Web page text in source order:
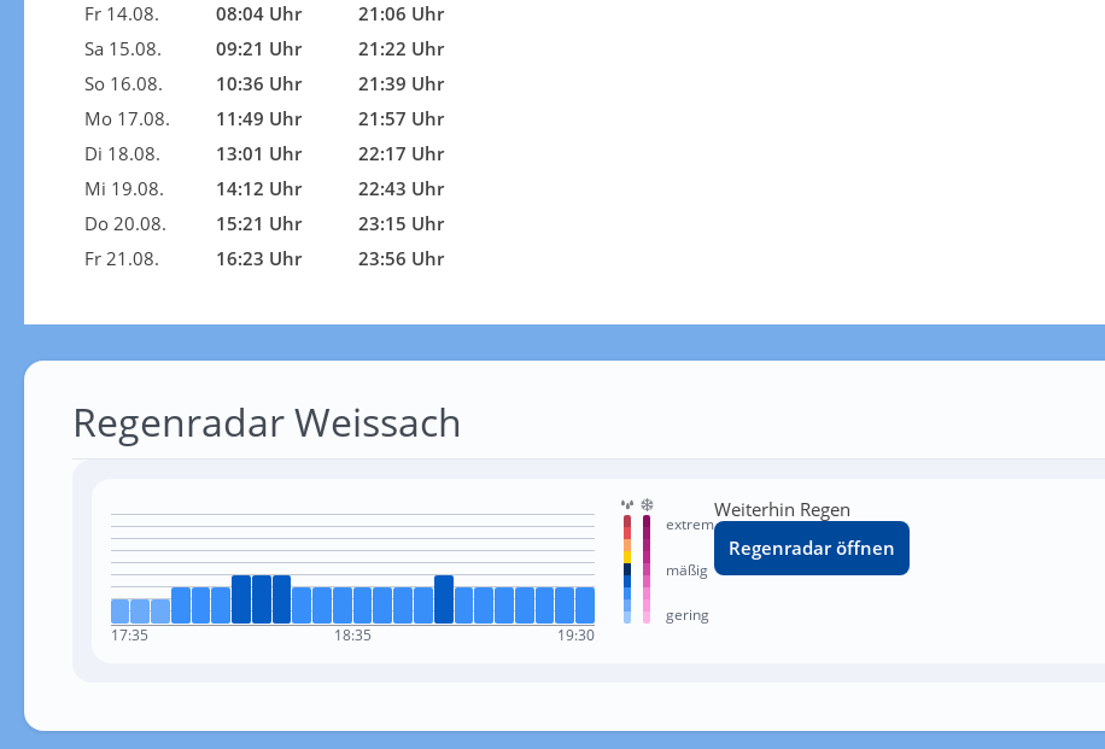
Fr 14.08.
08:04 Uhr
21:06 Uhr
Sa 15.08.
09:21 Uhr
21:22 Uhr
So 16.08.
10:36 Uhr
21:39 Uhr
Mo 17.08.
11:49 Uhr
21:57 Uhr
Di 18.08.
13:01 Uhr
22:17 Uhr
Mi 19.08.
14:12 Uhr
22:43 Uhr
Do 20.08.
15:21 Uhr
23:15 Uhr
Fr 21.08.
16:23 Uhr 23:56 Uhr
Regenradar Weissach
17:35 18:35 19:30
extrem
mäßig
gering
Weiterhin Regen
Regenradar öffnen